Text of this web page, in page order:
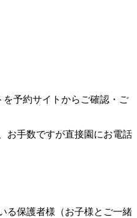
予約サイトからご確認・ご
お手数ですが直接園にお電話
る保護者様（お子様とご一緒